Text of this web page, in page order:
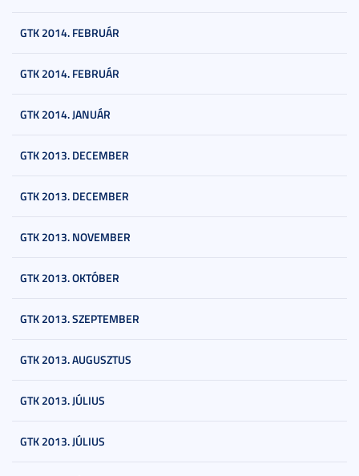
GTK 2014. FEBRUÁR
GTK 2014. FEBRUÁR
GTK 2014. JANUÁR
GTK 2013. DECEMBER
GTK 2013. DECEMBER
GTK 2013. NOVEMBER
GTK 2013. OKTÓBER
GTK 2013. SZEPTEMBER
GTK 2013. AUGUSZTUS
GTK 2013. JÚLIUS
GTK 2013. JÚLIUS